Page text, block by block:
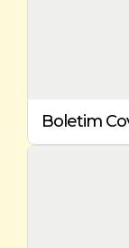
Boletim